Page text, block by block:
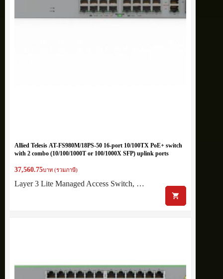
Allied Telesis AT-FS980M/18PS-50 16-port 10/100TX PoE+ switch
with 2 combo (10/100/1000T or 100/1000X SFP) uplink ports
37,560.75บาท (รวมภาษี)
Layer 3 Lite Managed Access Switch, …